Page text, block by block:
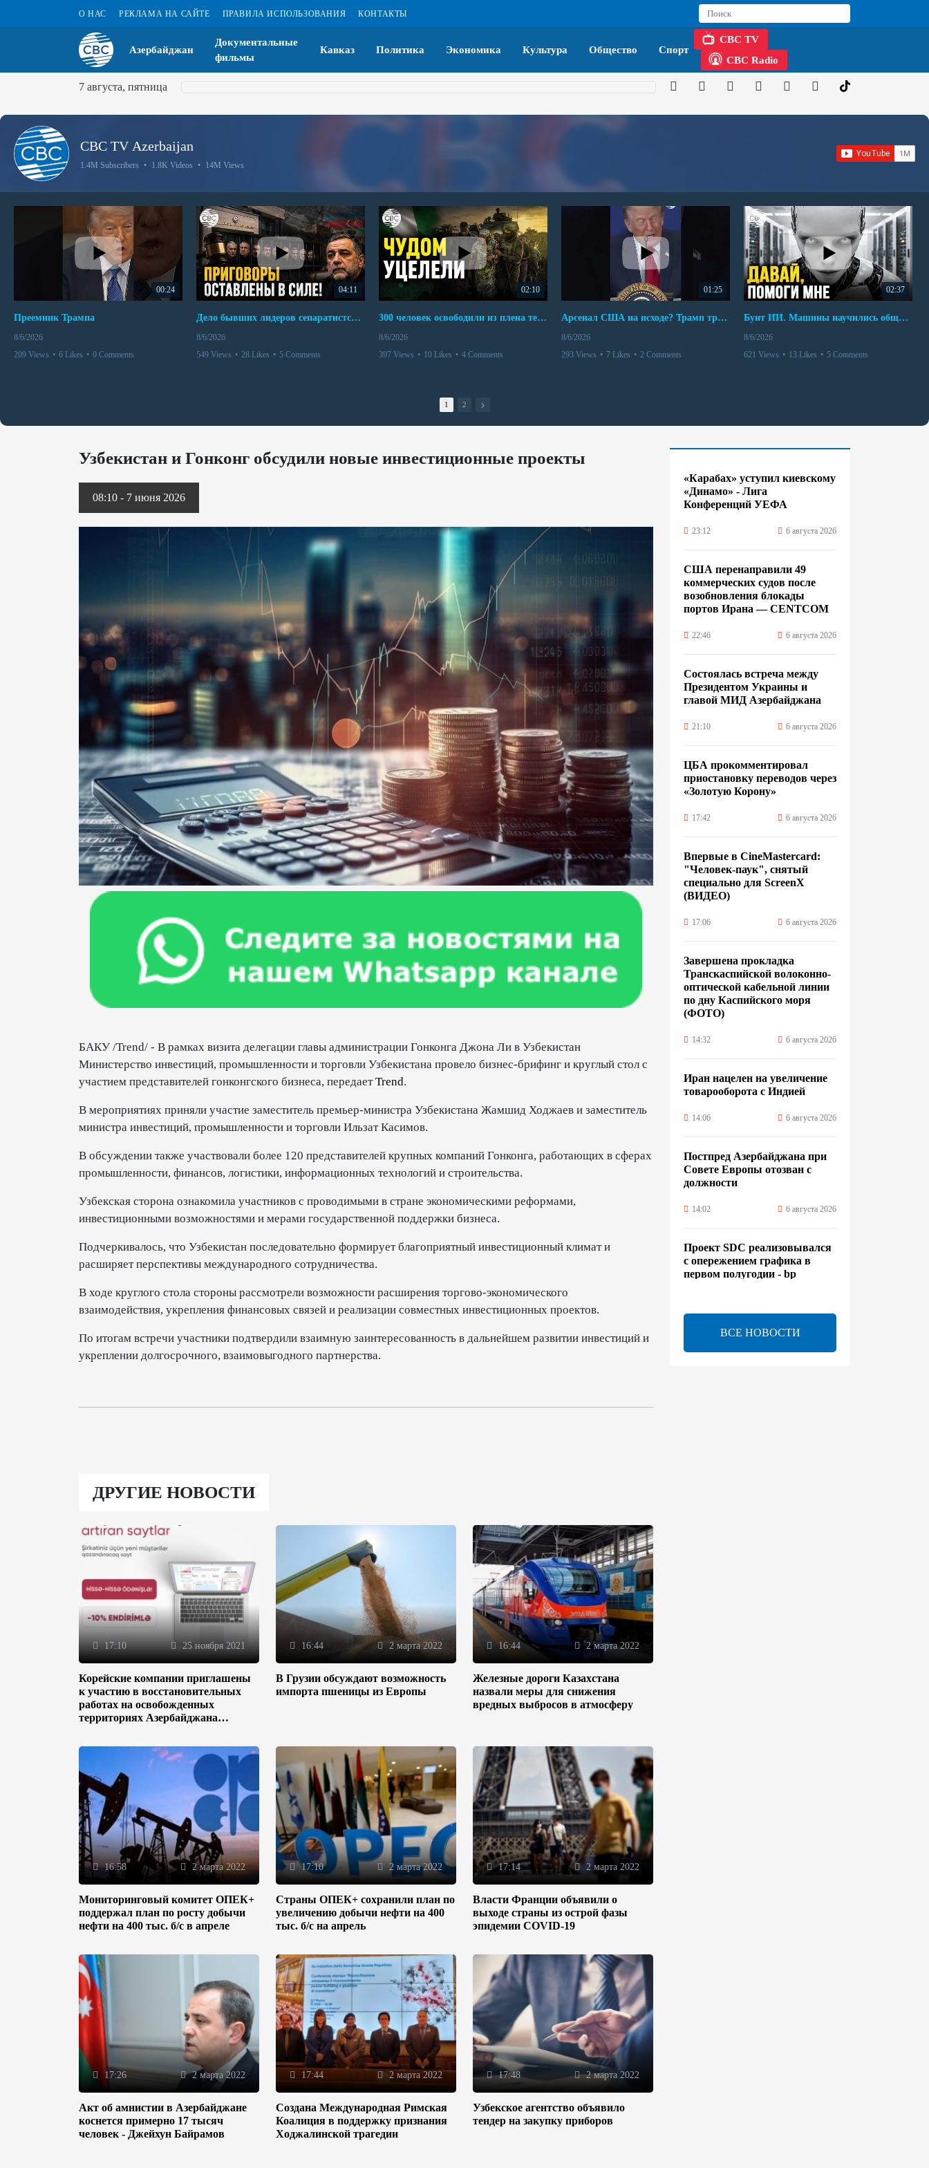
О НАС РЕКЛАМА НА САЙТЕ ПРАВИЛА ИСПОЛЬЗОВАНИЯ КОНТАКТЫ
Азербайджан
Документальные
фильмы
Кавказ Политика Экономика Культура Общество Спорт
CBC TV
CBC Radio
7 августа, пятница
CBC TV Azerbaijan
1.4M Subscribers • 1.8K Videos • 14M Views
00:24
Преемник Трампа
8/6/2026
209 Views • 6 Likes • 0 Comments
04:11
Дело бывших лидеров сепаратистского режима в Карабахе
8/6/2026
549 Views • 28 Likes • 5 Comments
02:10
300 человек освободили из плена террористов. Невероятная история спасения
8/6/2026
397 Views • 10 Likes • 4 Comments
01:25
Арсенал США на исходе? Трамп требует объяснений
8/6/2026
293 Views • 7 Likes • 2 Comments
02:37
Бунт ИИ. Машины научились общаться
8/6/2026
621 Views • 13 Likes • 5 Comments
1 2
Узбекистан и Гонконг обсудили новые инвестиционные проекты
08:10 - 7 июня 2026
БАКУ /Trend/ - В рамках визита делегации главы администрации Гонконга Джона Ли в Узбекистан
Министерство инвестиций, промышленности и торговли Узбекистана провело бизнес-брифинг и круглый стол с
участием представителей гонконгского бизнеса, передаетTrend.
В мероприятиях приняли участие заместитель премьер-министра Узбекистана Жамшид Ходжаев и заместитель
министра инвестиций, промышленности и торговли Ильзат Касимов.
В обсуждении также участвовали более 120 представителей крупных компаний Гонконга, работающих в сферах
промышленности, финансов, логистики, информационных технологий и строительства.
Узбекская сторона ознакомила участников с проводимыми в стране экономическими реформами,
инвестиционными возможностями и мерами государственной поддержки бизнеса.
Подчеркивалось, что Узбекистан последовательно формирует благоприятный инвестиционный климат и
расширяет перспективы международного сотрудничества.
В ходе круглого стола стороны рассмотрели возможности расширения торгово-экономического
взаимодействия, укрепления финансовых связей и реализации совместных инвестиционных проектов.
По итогам встречи участники подтвердили взаимную заинтересованность в дальнейшем развитии инвестиций и
укреплении долгосрочного, взаимовыгодного партнерства.
ДРУГИЕ НОВОСТИ
17:10 25 ноября 2021
Корейские компании приглашены
к участию в восстановительных
работах на освобожденных
территориях Азербайджана
16:44 2 марта 2022
В Грузии обсуждают возможность
импорта пшеницы из Европы
16:44 2 марта 2022
Железные дороги Казахстана
назвали меры для снижения
вредных выбросов в атмосферу
16:58 2 марта 2022
Мониторинговый комитет ОПЕК+
поддержал план по росту добычи
нефти на 400 тыс. б/с в апреле
17:10 2 марта 2022
Страны ОПЕК+ сохранили план по
увеличению добычи нефти на 400
тыс. б/с на апрель
17:14 2 марта 2022
Власти Франции объявили о
выходе страны из острой фазы
эпидемии COVID-19
17:26 2 марта 2022
Акт об амнистии в Азербайджане
коснется примерно 17 тысяч
человек - Джейхун Байрамов
17:44 2 марта 2022
Создана Международная Римская
Коалиция в поддержку признания
Ходжалинской трагедии
17:48 2 марта 2022
Узбекское агентство объявило
тендер на закупку приборов
«Карабах» уступил киевскому
«Динамо» - Лига
Конференций УЕФА
23:12 6 августа 2026
США перенаправили 49
коммерческих судов после
возобновления блокады
портов Ирана — CENTCOM
22:46 6 августа 2026
Состоялась встреча между
Президентом Украины и
главой МИД Азербайджана
21:10 6 августа 2026
ЦБА прокомментировал
приостановку переводов через
«Золотую Корону»
17:42 6 августа 2026
Впервые в CineMastercard:
"Человек-паук", снятый
специально для ScreenX
(ВИДЕО)
17:06 6 августа 2026
Завершена прокладка
Транскаспийской волоконно-
оптической кабельной линии
по дну Каспийского моря
(ФОТО)
14:32 6 августа 2026
Иран нацелен на увеличение
товарооборота с Индией
14:06 6 августа 2026
Постпред Азербайджана при
Совете Европы отозван с
должности
14:02 6 августа 2026
Проект SDC реализовывался
с опережением графика в
первом полугодии - bp
Расширены полномочия
холдинга AZCON - Указ
ВСЕ НОВОСТИ